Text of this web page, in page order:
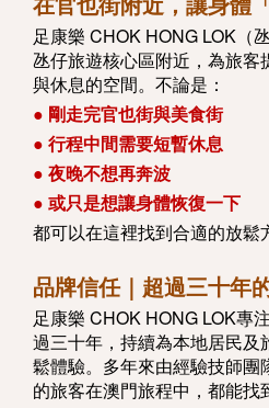
足康樂 CHOK HONG LOK（
氹仔旅遊核心區附近，為旅客
與休息的空間。不論是：
● 剛走完官也街與美食街
● 行程中間需要短暫休息
● 夜晚不想再奔波
● 或只是想讓身體恢復一下
都可以在這裡找到合適的放鬆
品牌信任｜超過三十年
足康樂 CHOK HONG LOK專
過三十年，持續為本地居民及
鬆體驗。多年來由經驗技師團
的旅客在澳門旅程中，都能找